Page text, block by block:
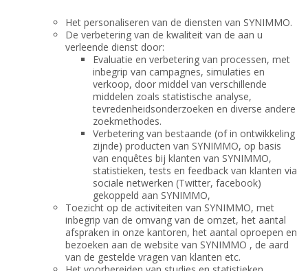
Het personaliseren van de diensten van SYNIMMO.
De verbetering van de kwaliteit van de aan u
verleende dienst door:
Evaluatie en verbetering van processen, met
inbegrip van campagnes, simulaties en
verkoop, door middel van verschillende
middelen zoals statistische analyse,
tevredenheidsonderzoeken en diverse andere
zoekmethodes.
Verbetering van bestaande (of in ontwikkeling
zijnde) producten van SYNIMMO, op basis
van enquêtes bij klanten van SYNIMMO,
statistieken, tests en feedback van klanten via
sociale netwerken (Twitter, facebook)
gekoppeld aan SYNIMMO,
Toezicht op de activiteiten van SYNIMMO, met
inbegrip van de omvang van de omzet, het aantal
afspraken in onze kantoren, het aantal oproepen en
bezoeken aan de website van SYNIMMO , de aard
van de gestelde vragen van klanten etc.